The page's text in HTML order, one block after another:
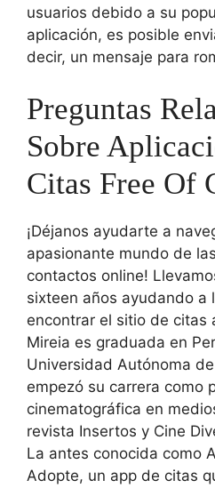
usuarios debido a su
aplicación, es posible
decir, un mensaje para
Preguntas
Sobre
Citas Free Of
¡Déjanos ayudarte a
apasionante mundo de
contactos online!
sixteen años ayudando a
encontrar el sitio de citas
Mireia es graduada en
Universidad Autónoma
empezó su carrera como
cinematográfica en
revista Insertos y Cine
La antes conocida como
Adopte, un app de citas